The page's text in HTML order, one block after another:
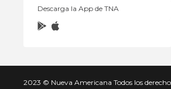
Descarga la App de TNA
2023 © Nueva Americana Todos los